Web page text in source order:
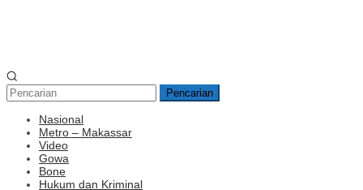
Pencarian
Nasional
Metro – Makassar
Video
Gowa
Bone
Hukum dan Kriminal